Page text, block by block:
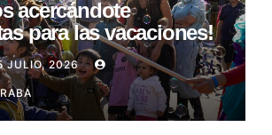
acercándote
para las vacaciones!
JULIO, 2026